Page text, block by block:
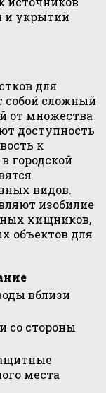
и укрытий
для
собой сложный
от множества
доступность
к
городской
видов.
изобилие
хищников,
объектов для
вблизи
со стороны
места